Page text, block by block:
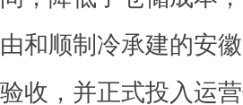
由和顺制冷承建的安
验收，并正式投入运